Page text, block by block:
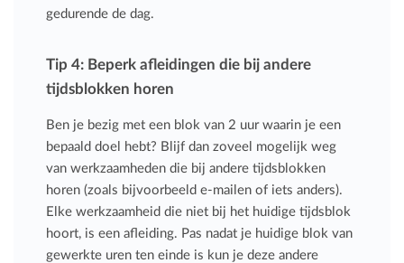
gedurende de dag.
Tip 4: Beperk afleidingen die bij andere
tijdsblokken horen
Ben je bezig met een blok van 2 uur waarin je een
bepaald doel hebt? Blijf dan zoveel mogelijk weg
van werkzaamheden die bij andere tijdsblokken
horen (zoals bijvoorbeeld e-mailen of iets anders).
Elke werkzaamheid die niet bij het huidige tijdsblok
hoort, is een afleiding. Pas nadat je huidige blok van
gewerkte uren ten einde is kun je deze andere